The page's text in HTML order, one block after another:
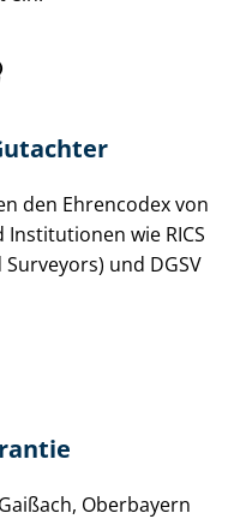
den Ehrencodex von
wie RICS
und DGSV
Oberbayern